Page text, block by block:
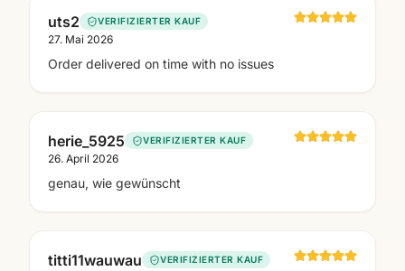
uts2 VERIFIZIERTER KAUF
27. Mai 2026
Order delivered on time with no issues
herie_5925 VERIFIZIERTER KAUF
26. April 2026
genau, wie gewünscht
titti11wauwau VERIFIZIERTER KAUF